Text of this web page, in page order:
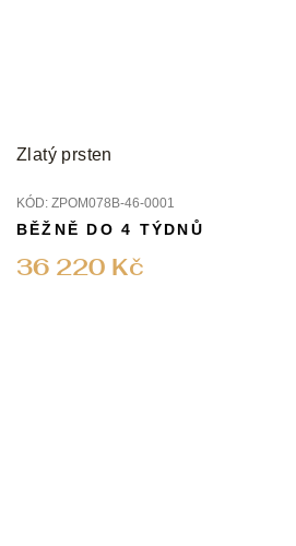
Zlatý prsten
KÓD: ZPOM078B-46-0001
36 220 Kč
BĚŽNĚ DO 4 TÝDNŮ